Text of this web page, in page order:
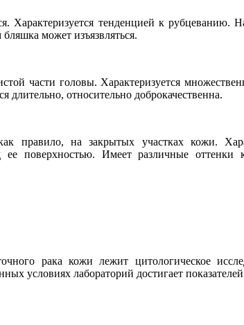
Характеризуется тенденцией к рубцеванию.
может изъязвляться.
части головы. Характеризуется
длительно, относительно доброкачественна.
правило, на закрытых участках кожи.
Имеет различные оттенки
рака кожи лежит цитологическое
условиях лабораторий достигает